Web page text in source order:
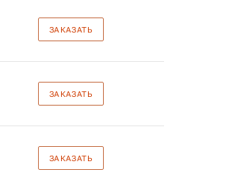
ЗАКАЗАТЬ
ЗАКАЗАТЬ
ЗАКАЗАТЬ